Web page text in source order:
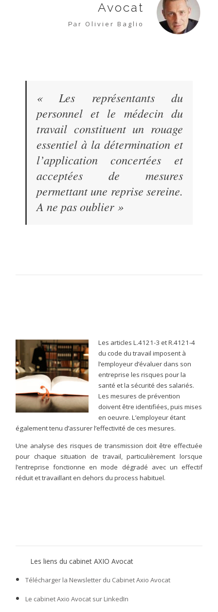
Avocat
Par Olivier Baglio
« Les représentants du
personnel et le médecin du
travail constituent un rouage
essentiel à la détermination et
l’application concertées et
acceptées de mesures
permettant une reprise sereine.
A ne pas oublier »
Les articles L.4121-3 et R.4121-4
du code du travail imposent à
l’employeur d’évaluer dans son
entreprise les risques pour la
santé et la sécurité des salariés.
Les mesures de prévention
doivent être identifiées, puis mises
en oeuvre. L’employeur étant
également tenu d’assurer l’effectivité de ces mesures.
Une analyse des risques de transmission doit être effectuée
pour chaque situation de travail, particulièrement lorsque
l’entreprise fonctionne en mode dégradé avec un effectif
réduit et travaillant en dehors du process habituel.
Les liens du cabinet AXIO Avocat
Télécharger la Newsletter du Cabinet Axio Avocat
Le cabinet Axio Avocat sur LinkedIn